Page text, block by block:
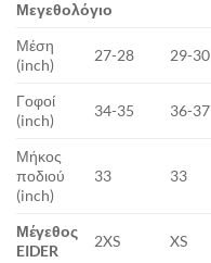
Μεγεθολόγιο
Μέση
(inch)
27-28 29-30
Γοφοί
(inch)
34-35 36-37
Μήκος
ποδιού
(inch)
33 33
Μέγεθος
EIDER
2XS XS